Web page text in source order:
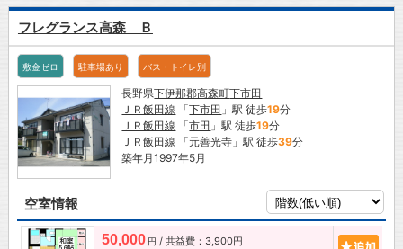
フレグランス高森 Ｂ
敷金ゼロ 駐車場あり バス・トイレ別
長野県下伊那郡高森町下市田
ＪＲ飯田線 「下市田 」駅 徒歩19分
ＪＲ飯田線 「市田 」駅 徒歩19分
ＪＲ飯田線 「元善光寺 」駅 徒歩39分
築年月1997年5月
空室情報
50,000 円 / 共益費：3,900円